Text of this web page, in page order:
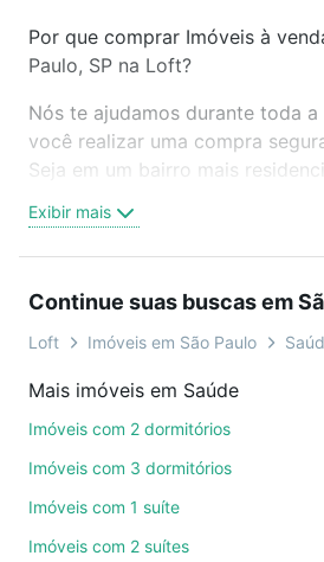
Por que comprar Imóveis à
Paulo, SP na Loft?
Nós te ajudamos durante toda
você realizar uma compra
Seja em um bairro mais
oferta ideal de Imóveis à venda
Paulo, SP para conquistar seu
compromisso e você ainda
mil corretores e imobiliárias te
Como escolher um imóvel?
Use barra de busca no topo
também pode usar os filtros
quartos, suítes, com ou sem
Exibir mais
Continue suas buscas em
Loft Imóveis em São Paulo
Mais imóveis em Saúde
Imóveis com 2 dormitórios
Imóveis com 3 dormitórios
Imóveis com 1 suíte
Imóveis com 2 suítes